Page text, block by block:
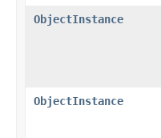
ObjectInstance
ObjectInstance